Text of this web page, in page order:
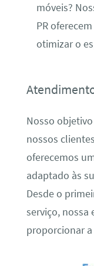
móveis?
PR
otimizar o
Nosso
nossos
oferecemos
adaptado às
Desde o
serviço, nossa
proporcionar